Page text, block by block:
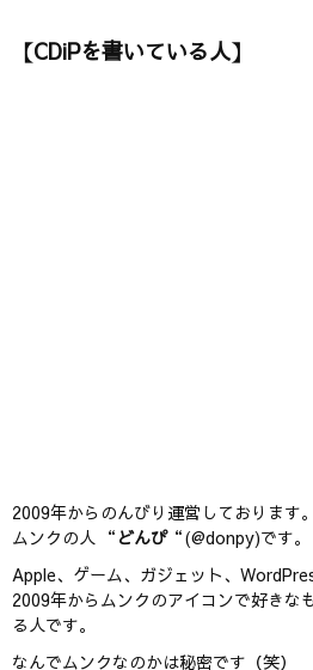
【CDiPを書いている人】
2009年からのんびり運営しております。
ムンクの人 “ どんぴ“(@donpy)です。
Apple、ゲーム、ガジェット、
2009年からムンクのアイコンで好きな
る人です。
なんでムンクなのかは秘密です（笑）